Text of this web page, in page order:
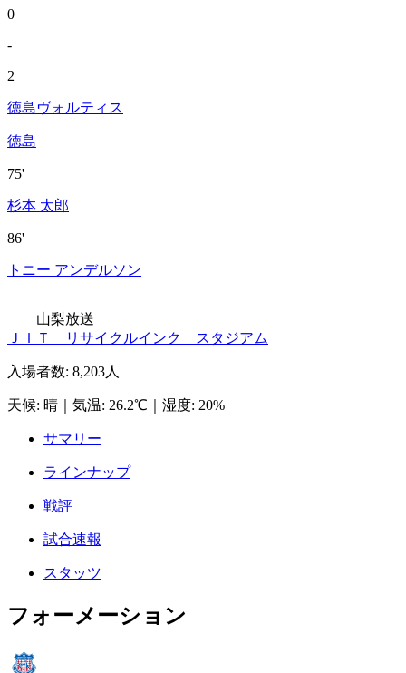
0
-
2
徳島ヴォルティス
徳島
75'
杉本 太郎
86'
トニー アンデルソン
山梨放送
ＪＩＴ リサイクルインク スタジアム
入場者数: 8,203人
天候: 晴 気温: 26.2℃ 湿度: 20%
サマリー
ラインナップ
戦評
試合速報
スタッツ
フォーメーション